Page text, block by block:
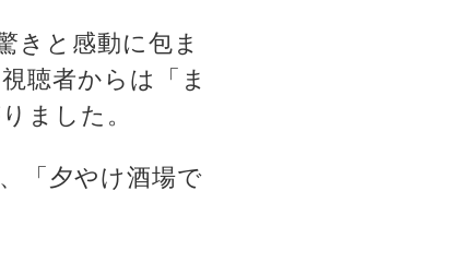
きと感動に包ま
聴者からは「ま
ました。
「夕やけ酒場で